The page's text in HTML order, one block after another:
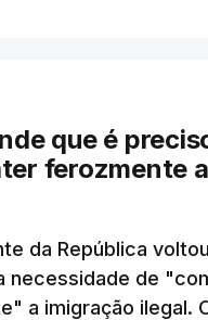
que é
ferozmente
da República
necessidade de
a imigração ilegal.